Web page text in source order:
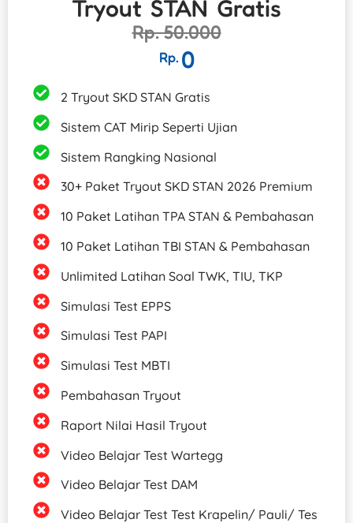
Tryout STAN Gratis
Rp. 50.000
Rp. 0
2 Tryout SKD STAN Gratis
Sistem CAT Mirip Seperti Ujian
Sistem Rangking Nasional
30+ Paket Tryout SKD STAN 2026 Premium
10 Paket Latihan TPA STAN & Pembahasan
10 Paket Latihan TBI STAN & Pembahasan
Unlimited Latihan Soal TWK, TIU, TKP​
Simulasi Test EPPS
Simulasi Test PAPI
Simulasi Test MBTI
Pembahasan Tryout
Raport Nilai Hasil Tryout
Video Belajar Test Wartegg
Video Belajar Test DAM
Video Belajar Test Test Krapelin/ Pauli/ Tes